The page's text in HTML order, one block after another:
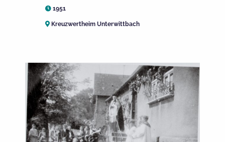
1951
Kreuzwertheim Unterwittbach